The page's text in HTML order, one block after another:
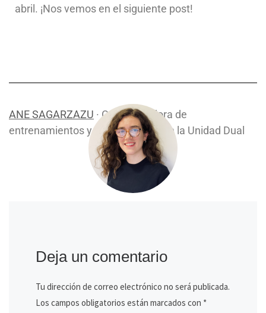
abril. ¡Nos vemos en el siguiente post!
ANE SAGARZAZU · COoordinadora de
entrenamientos y comunicación en la Unidad Dual
Deja un comentario
Tu dirección de correo electrónico no será publicada.
Los campos obligatorios están marcados con *